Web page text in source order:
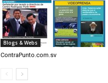
Blogs & Webs
ContraPunto.com.sv